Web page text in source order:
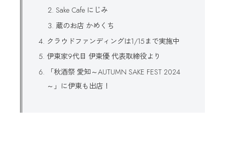
Sake Cafe にじみ
蔵のお店 かめくち
クラウドファンディングは1/15まで実施中
伊東家9代目 伊東優 代表取締役より
「秋酒祭 愛知～AUTUMN SAKE FEST 2024
～」に伊東も出店！